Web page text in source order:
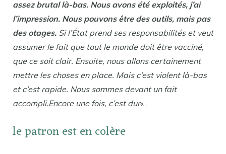
assez brutal là-bas. Nous avons été exploités, j’ai
l’impression. Nous pouvons être des outils, mais pas
des otages. Si l’État prend ses responsabilités et veut
assumer le fait que tout le monde doit être vacciné,
que ce soit clair. Ensuite, nous allons certainement
mettre les choses en place. Mais c’est violent là-bas
et c’est rapide. Nous sommes devant un fait
accompli.Encore une fois, c’est dur« .
le patron est en colère